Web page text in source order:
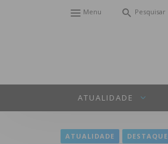
Menu Pesquisar
ATUALIDADE
ATUALIDADE DESTAQUE